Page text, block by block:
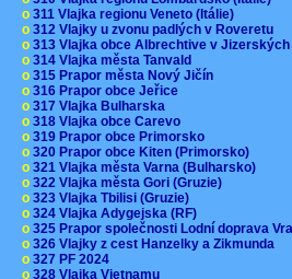
o 311 Vlajka regionu Veneto (Itálie)
o 312 Vlajky u zvonu padlých v Roveretu
o 313 Vlajka obce Albrechtive v
o 314 Vlajka města Tanvald
o 315 Prapor města Nový Jičín
o 316 Prapor obce Jeřice
o 317 Vlajka Bulharska
o 318 Vlajka obce Carevo
o 319 Prapor obce Primorsko
o 320 Prapor obce Kiten (Primorsko)
o 321 Vlajka města Varna (Bulharsko)
o 322 Vlajka města Gori (Gruzie)
o 323 Vlajka Tbilisi (Gruzie)
o 324 Vlajka Adygejska (RF)
o 325 Prapor společnosti Lodní doprava
o 326 Vlajky z cest Hanzelky a Zikmunda
o 327 PF 2024
o 328 Vlajka Vietnamu